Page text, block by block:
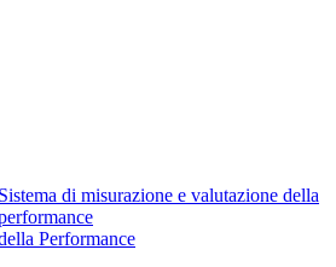
Sistema di misurazione e valutazione della
Performance